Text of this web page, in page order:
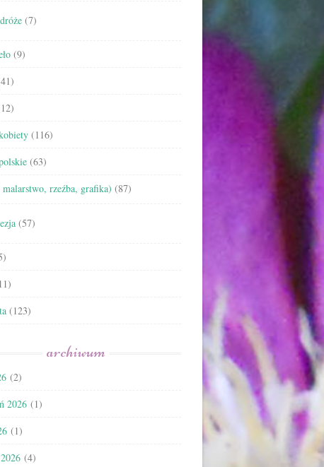
(7)
(9)
(116)
(63)
malarstwo, rzeźba, grafika) (87)
(57)
(123)
archiwum
(2)
2026 (1)
(1)
(4)